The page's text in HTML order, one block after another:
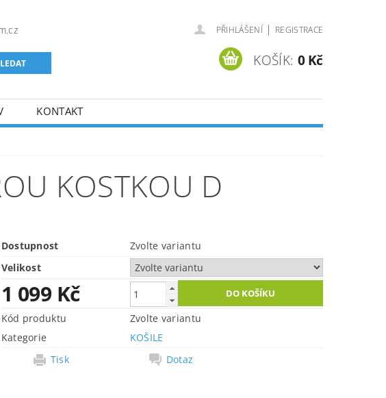
PŘIHLÁŠENÍ | REGISTRACE
KOŠÍK: 0 Kč
KONTAKT
KOSTKOU D
Dostupnost
Zvolte variantu
Velikost
1 099 Kč
Kód produktu
Zvolte variantu
Kategorie
KOŠILE
Tisk
Dotaz